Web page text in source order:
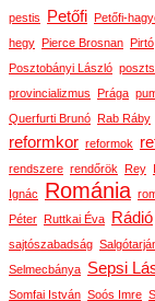
pestis Petőfi Petőfi-
hegy Pierce Brosnan Pirtó
Posztobányi László
provincializmus Prága
Querfurti Brunó Rab Ráby
reformkor reformok
rendszere rendőrök Rey
Ignác
Románia
Péter Ruttkai Éva Rádió
sajtószabadság
Selmecbánya Sepsi
Somfai István Soós Imre